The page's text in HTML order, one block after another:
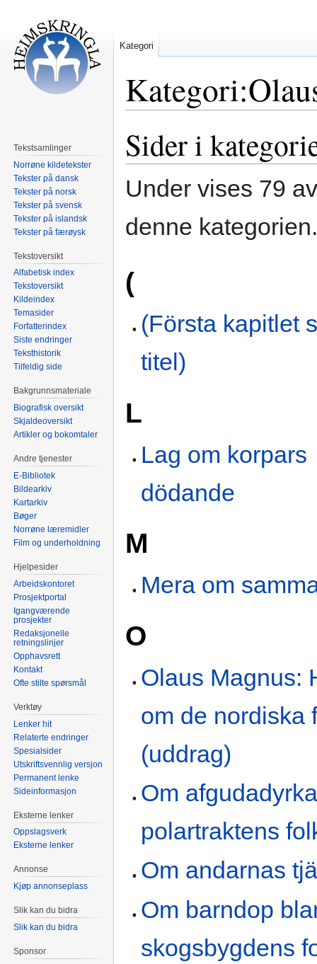
til
navigering
til
søk
Sider i
Under vises 79
denne kategorien.
(
(Första kapitlet
titel)
L
Lag om korpars
dödande
M
Mera om
O
Olaus Magnus:
om de nordiska
(uddrag)
Om
polartraktens
Om andarnas
Om barndop
skogsbygdens
Kategori
Tekstsamlinger
Norrøne kildetekster
Tekster på dansk
Tekster på norsk
Tekster på svensk
Tekster på islandsk
Tekster på færøysk
Tekstoversikt
Alfabetisk index
Tekstoversikt
Kildeindex
Temasider
Forfatterindex
Siste endringer
Teksthistorik
Tilfeldig side
Bakgrunnsmateriale
Biografisk oversikt
Skjaldeoversikt
Artikler og bokomtaler
Andre tjenester
E-Bibliotek
Bildearkiv
Kartarkiv
Bøger
Norrøne læremidler
Film og underholdning
Hjelpesider
Arbeidskontoret
Prosjektportal
Igangværende
prosjekter
Redaksjonelle
retningslinjer
Opphavsrett
Kontakt
Ofte stilte spørsmål
Verktøy
Lenker hit
Relaterte endringer
Spesialsider
Utskriftsvennlig versjon
Permanent lenke
Sideinformasjon
Eksterne lenker
Oppslagsverk
Eksterne lenker
Annonse
Kjøp annonseplass
Slik kan du bidra
Slik kan du bidra
Sponsor